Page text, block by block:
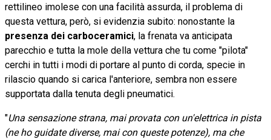
rettilineo imolese con una facilità assurda, il problema di
questa vettura, però, si evidenzia subito: nonostante la
presenza dei carboceramici, la frenata va anticipata
parecchio e tutta la mole della vettura che tu come "pilota"
cerchi in tutti i modi di portare al punto di corda, specie in
rilascio quando si carica l'anteriore, sembra non essere
supportata dalla tenuta degli pneumatici.
"Una sensazione strana, mai provata con un'elettrica in pista
(ne ho guidate diverse, mai con queste potenze), ma che